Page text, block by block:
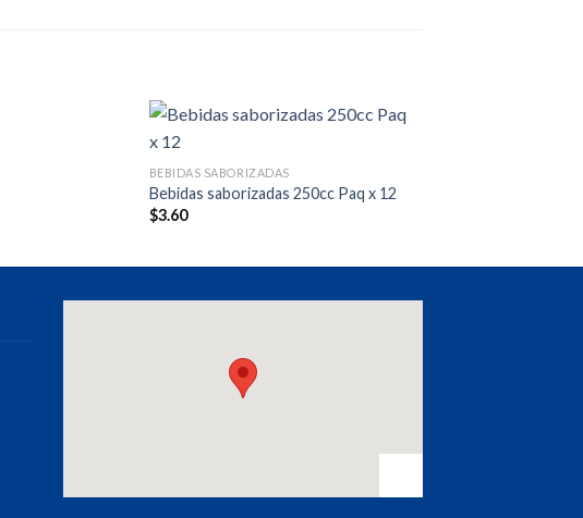
BEBIDAS SABORIZADAS
Bebidas saborizadas 250cc Paq x 12
$3.60